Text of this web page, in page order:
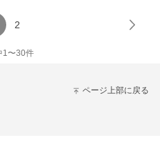
2
1〜30件
ページ上部に戻る